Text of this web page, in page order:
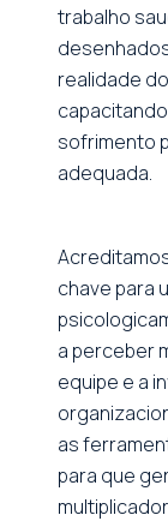
trabalho
realidade
sofrimento
adequada.
chave para
a perceber
equipe e a
as
para que